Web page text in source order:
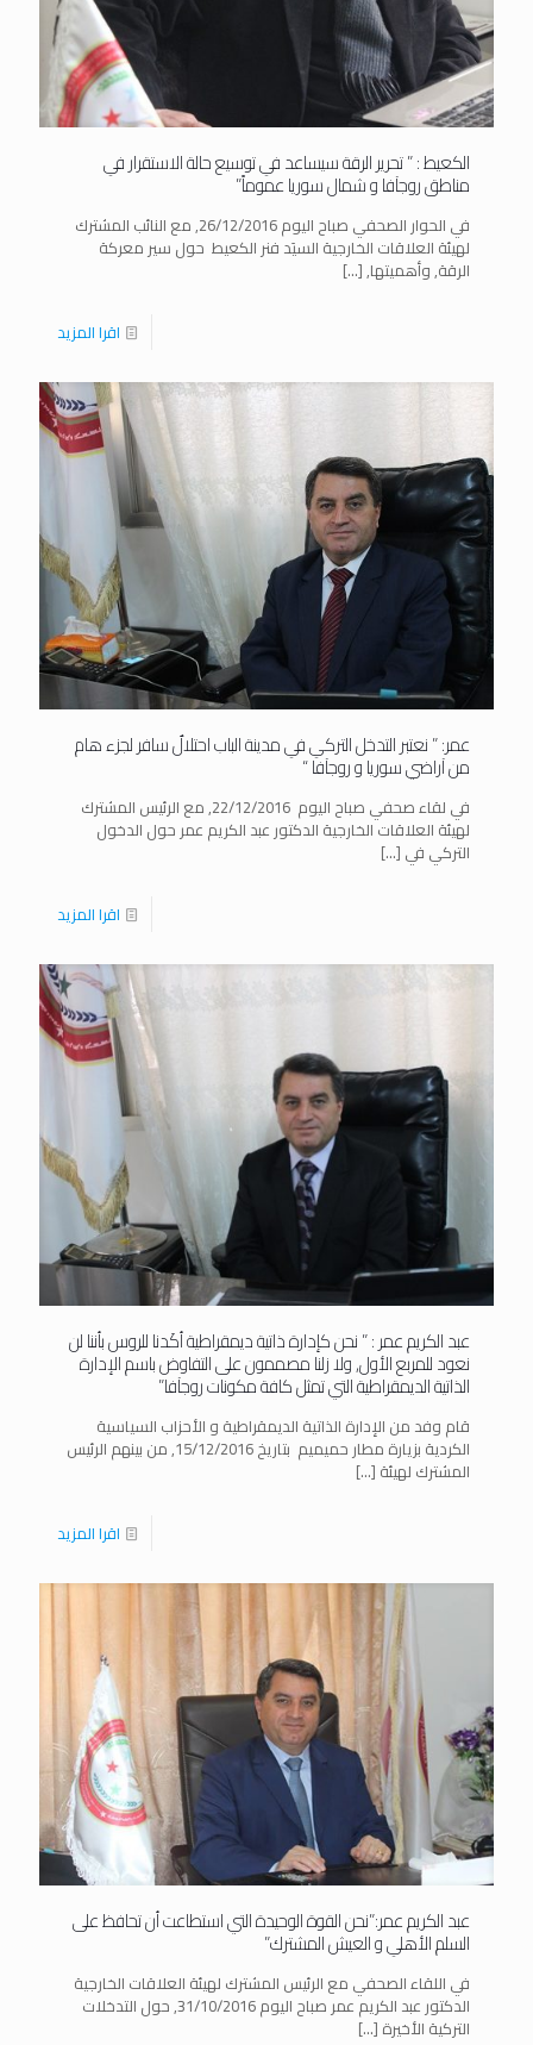
الكعيط : ” تحرير الرقة سيساعد في توسيع حالة الاستقرار في
مناطق روجآفا و شمال سوريا عموماً”
في الحوار الصحفي صباح اليوم 26/12/2016, مع النائب المشترك
لهيئة العلاقات الخارجية السيَد فنر الكعيط حول سير معركة
الرقة, وأهميتها,[…]
اقرا المزيد
عمر: ” نعتبر التدخل التركي في مدينة الباب احتلالٌ سافر لجزء هام
من آراضي سوريا و روجآفا “
في لقاء صحفي صباح اليوم 22/12/2016, مع الرئيس المشترك
لهيئة العلاقات الخارجية الدكتور عبد الكريم عمر حول الدخول
التركي في […]
اقرا المزيد
عبد الكريم عمر : ” نحن كإدارة ذاتية ديمقراطية أكَدنا للروس بأننا لن
نعود للمربع الأول, ولا زلنا مصممون على التفاوض باسم الإدارة
الذاتية الديمقراطية التي تمثل كافة مكونات روجآفا”
قام وفد من الإدارة الذاتية الديمقراطية و الأحزاب السياسية
الكردية بزيارة مطار حميميم بتاريخ 15/12/2016, من بينهم الرئيس
المشترك لهيئة […]
اقرا المزيد
عبد الكريم عمر:”نحن القوة الوحيدة التي استطاعت أن تحافظ على
السلم الأهلي و العيش المشترك”
في اللقاء الصحفي مع الرئيس المشترك لهيئة العلاقات الخارجية
الدكتور عبد الكريم عمر صباح اليوم 31/10/2016, حول التدخلات
التركية الأخيرة […]